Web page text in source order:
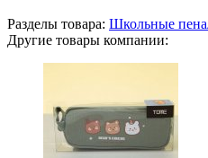
Разделы товара: Школьные
Другие товары компании: